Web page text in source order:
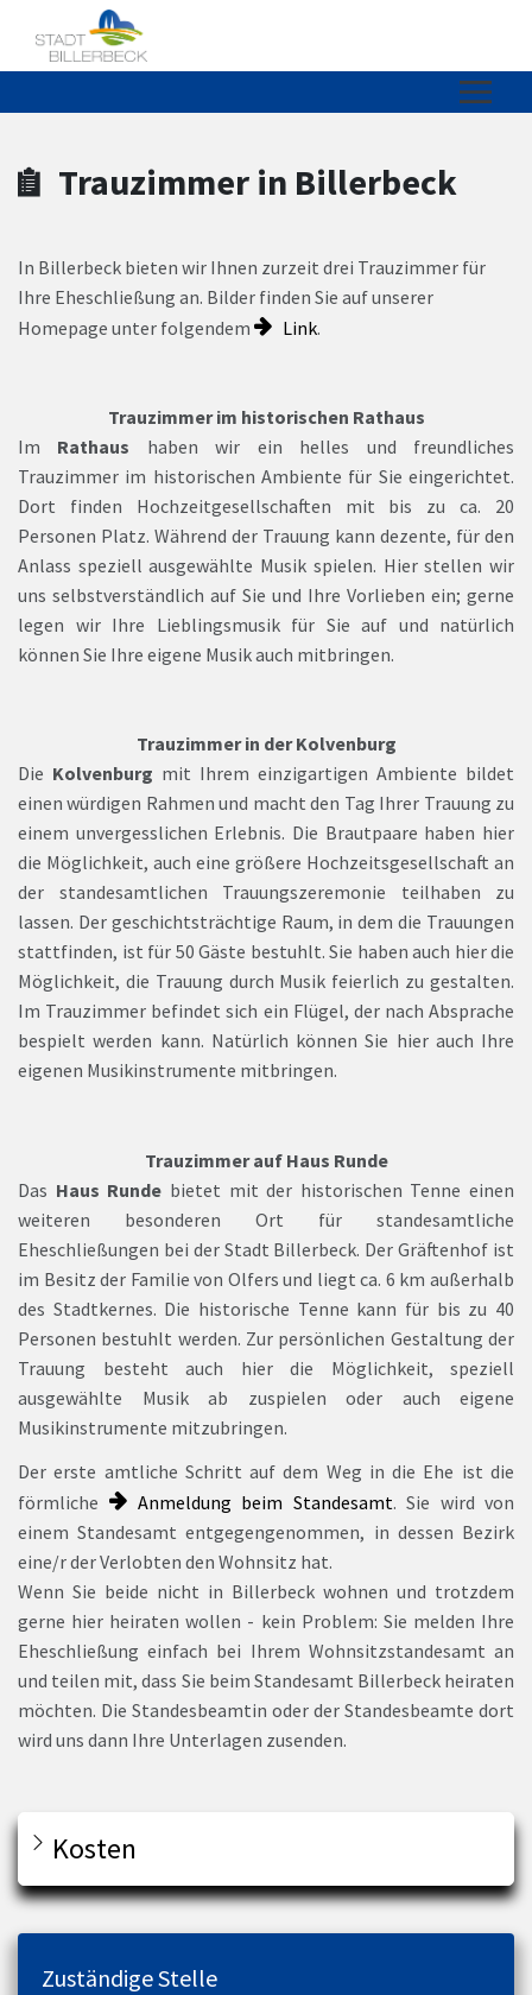
Zum Header
Zum Hauptinhalt
Zum Footer
Zum Hauptinhalt springen
Trauzimmer in Billerbeck
In Billerbeck bieten wir Ihnen zurzeit drei Trauzimmer für
Ihre Eheschließung an. Bilder finden Sie auf unserer
Homepage unter folgendem
Link.
Trauzimmer im historischen Rathaus
Im Rathaus haben wir ein helles und freundliches
Trauzimmer im historischen Ambiente für Sie eingerichtet.
Dort finden Hochzeitgesellschaften mit bis zu ca. 20
Personen Platz. Während der Trauung kann dezente, für den
Anlass speziell ausgewählte Musik spielen. Hier stellen wir
uns selbstverständlich auf Sie und Ihre Vorlieben ein; gerne
legen wir Ihre Lieblingsmusik für Sie auf und natürlich
können Sie Ihre eigene Musik auch mitbringen.
Trauzimmer in der Kolvenburg
Die Kolvenburg mit Ihrem einzigartigen Ambiente bildet
einen würdigen Rahmen und macht den Tag Ihrer Trauung zu
einem unvergesslichen Erlebnis. Die Brautpaare haben hier
die Möglichkeit, auch eine größere Hochzeitsgesellschaft an
der standesamtlichen Trauungszeremonie teilhaben zu
lassen. Der geschichtsträchtige Raum, in dem die Trauungen
stattfinden, ist für 50 Gäste bestuhlt. Sie haben auch hier die
Möglichkeit, die Trauung durch Musik feierlich zu gestalten.
Im Trauzimmer befindet sich ein Flügel, der nach Absprache
bespielt werden kann. Natürlich können Sie hier auch Ihre
eigenen Musikinstrumente mitbringen.
Trauzimmer auf Haus Runde
Das Haus Runde bietet mit der historischen Tenne einen
weiteren besonderen Ort für standesamtliche
Eheschließungen bei der Stadt Billerbeck. Der Gräftenhof ist
im Besitz der Familie von Olfers und liegt ca. 6 km außerhalb
des Stadtkernes. Die historische Tenne kann für bis zu 40
Personen bestuhlt werden. Zur persönlichen Gestaltung der
Trauung besteht auch hier die Möglichkeit, speziell
ausgewählte Musik ab zuspielen oder auch eigene
Musikinstrumente mitzubringen.
Der erste amtliche Schritt auf dem Weg in die Ehe ist die
förmliche
Anmeldung beim Standesamt. Sie wird von
einem Standesamt entgegengenommen, in dessen Bezirk
eine/r der Verlobten den Wohnsitz hat.
Wenn Sie beide nicht in Billerbeck wohnen und trotzdem
gerne hier heiraten wollen - kein Problem: Sie melden Ihre
Eheschließung einfach bei Ihrem Wohnsitzstandesamt an
und teilen mit, dass Sie beim Standesamt Billerbeck heiraten
möchten. Die Standesbeamtin oder der Standesbeamte dort
wird uns dann Ihre Unterlagen zusenden.
Kosten
Zuständige Stelle